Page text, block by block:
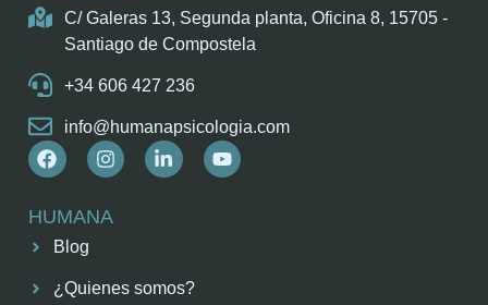
C/ Galeras 13, Segunda planta, Oficina 8, 15705 -
Santiago de Compostela
+34 606 427 236
info@humanapsicologia.com
HUMANA
Blog
¿Quienes somos?